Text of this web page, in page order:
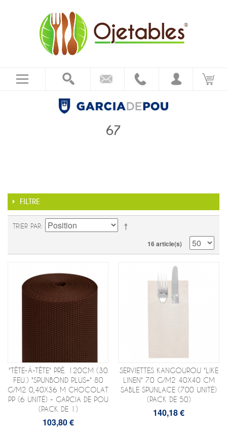
67
FILTRE
TRIER PAR
16 article(s)
"TÊTE-À-TÊTE" PRÉ. 120CM (30
FEU.) "SPUNBOND PLUS+" 80
G/M2 0,40X36 M CHOCOLAT
PP (6 UNITÉ) - GARCIA DE POU
(PACK DE 1)
103,80 €
SERVIETTES KANGOUROU "LIKE
LINEN" 70 G/M2 40X40 CM
SABLE SPUNLACE (700 UNITÉ)
(PACK DE 50)
140,18 €